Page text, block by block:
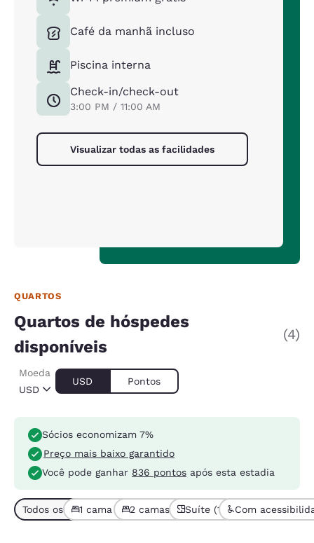
Café da manhã incluso
Piscina interna
Check-in/check-out
3:00 PM / 11:00 AM
Visualizar todas as facilidades
QUARTOS
Quartos de hóspedes
disponíveis
(4)
USD
Moeda
USD Pontos
Sócios economizam 7%
Preço mais baixo garantido
Você pode ganhar 836 pontos após esta estadia
Todos os tipos de quarto (4)
1 cama (1) 2 camas ou mais (3)
Suíte (1) Com